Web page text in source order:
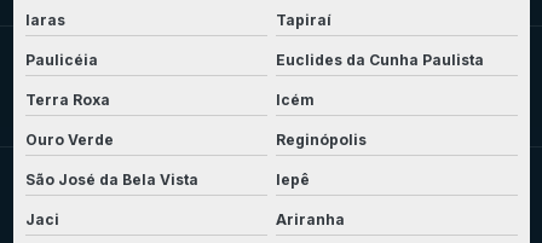
Iaras Tapiraí
Paulicéia Euclides da Cunha Paulista
Terra Roxa Icém
Ouro Verde Reginópolis
São José da Bela Vista Iepê
Jaci Ariranha